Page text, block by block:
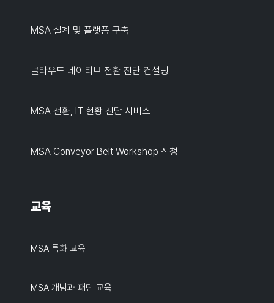
MSA 설계 및 플랫폼 구축
클라우드 네이티브 전환 진단 컨설팅
MSA 전환, IT 현황 진단 서비스
MSA Conveyor Belt Workshop 신청
교육
MSA 특화 교육
MSA 개념과 패턴 교육